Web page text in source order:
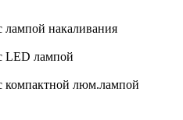
лампой накаливания
LED лампой
компактной люм.лампой